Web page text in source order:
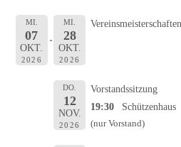
MI.
07
OKT.
2026
MI.
28
OKT.
2026
DO.
12
NOV.
2026
Vorstandssitzung
19:30
Schützenhaus
(nur Vorstand)